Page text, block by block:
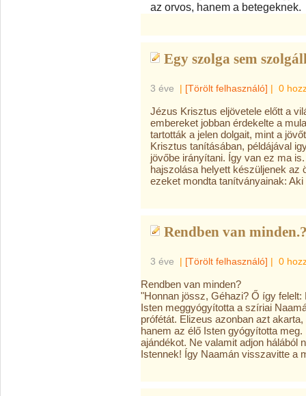
az orvos, hanem a betegeknek.
Egy szolga sem
3 éve | [Törölt felhasználó] | 0
Jézus Krisztus eljövetele előtt a
embereket jobban érdekelte a
tartották a jelen dolgait, mint a
Krisztus tanításában, példájával
jövőbe irányítani. Így van ez ma
hajszolása helyett készüljenek az
ezeket mondta tanítványainak:
Rendben van
3 éve | [Törölt felhasználó] | 0
Rendben van minden?
"Honnan jössz, Géhazi? Ő így
Isten meggyógyította a szíriai
prófétát. Elizeus azonban azt
hanem az élő Isten gyógyította
ajándékot. Ne valamit adjon hálából
Istennek! Így Naamán visszavitte a